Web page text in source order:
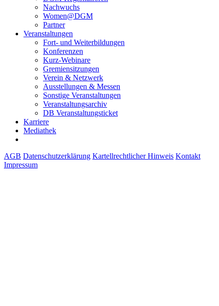
Nachwuchs
Women@DGM
Partner
Veranstaltungen
Fort- und Weiterbildungen
Konferenzen
Kurz-Webinare
Gremiensitzungen
Verein & Netzwerk
Ausstellungen & Messen
Sonstige Veranstaltungen
Veranstaltungsarchiv
DB Veranstaltungsticket
Karriere
Mediathek
AGB Datenschutzerklärung Kartellrechtlicher Hinweis Kontakt
Impressum